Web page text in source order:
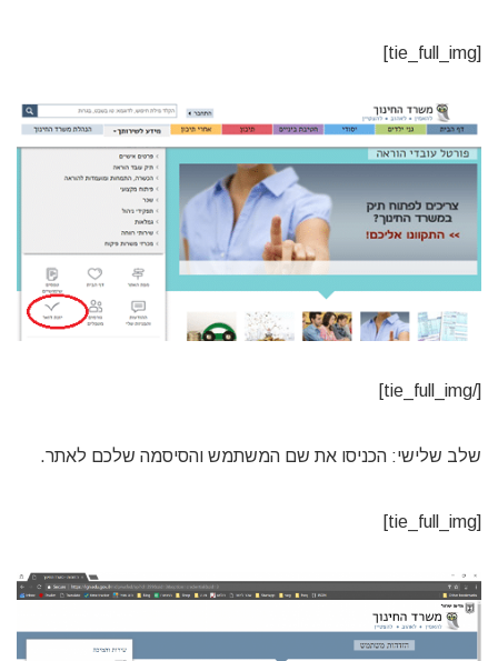
[tie_full_img]
[/tie_full_img]
שלב שלישי: הכניסו את שם המשתמש והסיסמה שלכם לאתר.
[tie_full_img]